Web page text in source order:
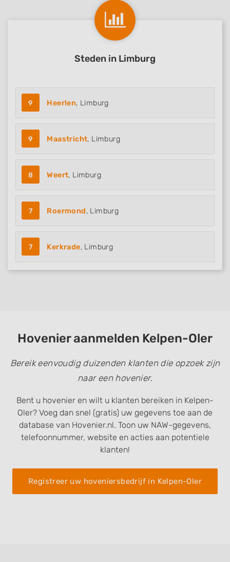
Steden in Limburg
9 Heerlen, Limburg
9 Maastricht, Limburg
8 Weert, Limburg
7 Roermond, Limburg
7 Kerkrade, Limburg
Hovenier aanmelden Kelpen-Oler
Bereik eenvoudig duizenden klanten die opzoek zijn
naar een hovenier.
Bent u hovenier en wilt u klanten bereiken in Kelpen-
Oler? Voeg dan snel (gratis) uw gegevens toe aan de
database van Hovenier.nl. Toon uw NAW-gegevens,
telefoonnummer, website en acties aan potentiele
klanten!
Registreer uw hoveniersbedrijf in Kelpen-Oler